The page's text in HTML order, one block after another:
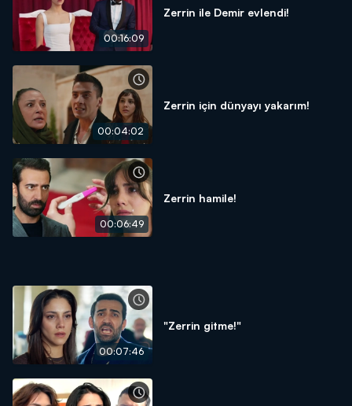
00:16:09
Zerrin ile Demir evlendi!
00:04:02
Zerrin için dünyayı yakarım!
00:06:49
Zerrin hamile!
00:07:46
"Zerrin gitme!"